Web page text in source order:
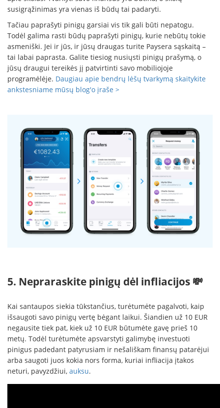
susigrąžinimas yra vienas iš būdų tai padaryti.
Tačiau paprašyti pinigų garsiai vis tik gali būti nepatogu.
Todėl galima rasti būdų paprašyti pinigų, kurie nebūtų tokie
asmeniški. Jei ir jūs, ir jūsų draugas turite Paysera sąskaitą –
tai labai paprasta. Galite tiesiog nusiųsti pinigų prašymą, o
jūsų draugui tereikės jį patvirtinti savo mobiliojoje
programėlėje. Daugiau apie bendrų lėšų tvarkymą skaitykite
ankstesniame mūsų blog'o įraše >
5. Nepraraskite pinigų dėl infliacijos 💸
Kai santaupos siekia tūkstančius, turėtumėte pagalvoti, kaip
išsaugoti savo pinigų vertę bėgant laikui. Šiandien už 10 EUR
negausite tiek pat, kiek už 10 EUR būtumėte gavę prieš 10
metų. Todėl turėtumėte apsvarstyti galimybę investuoti
pinigus padedant patyrusiam ir nešališkam finansų patarėjui
arba saugoti juos kokia nors forma, kuriai infliacija įtakos
neturi, pavyzdžiui, auksu.